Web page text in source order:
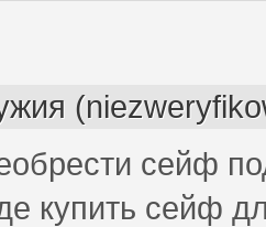
сейф
купить сейф